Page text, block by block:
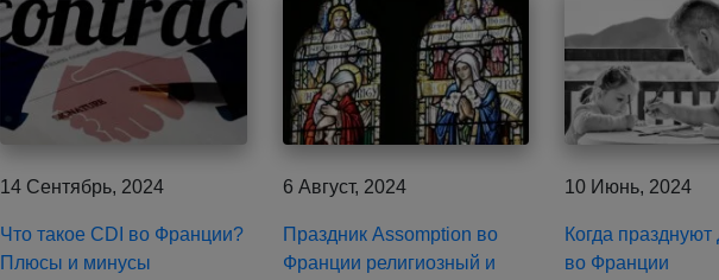
14 Сентябрь, 2024
Что такое CDI во Франции?
Плюсы и минусы
6 Август, 2024
Праздник Assomption во
Франции религиозный и
10 Июнь, 2024
Когда празднуют
во Франции